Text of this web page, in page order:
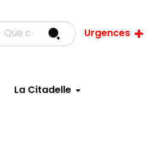
La Citadelle
Urgences